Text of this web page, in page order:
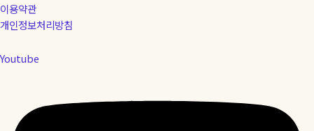
이용약관
개인정보처리방침
Youtube